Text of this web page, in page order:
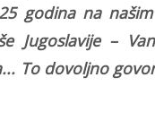
godina na
Jugoslavije –
To dovoljno